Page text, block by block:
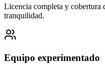
Licencia completa y cobertura
tranquilidad.
Equipo experimentado